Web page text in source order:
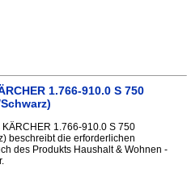
1.766-910.0 S 750
1.766-910.0 S 750
beschreibt die erforderlichen
des Produkts Haushalt & Wohnen -